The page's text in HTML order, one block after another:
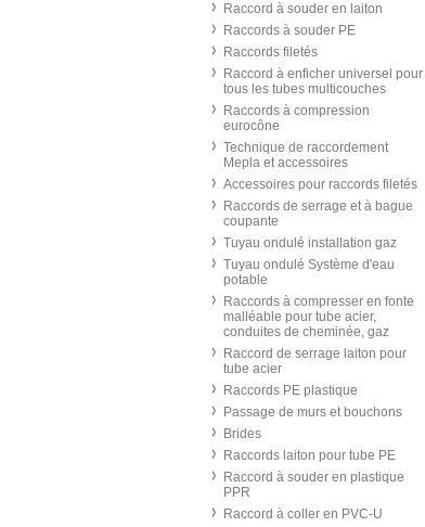
Raccord à souder en laiton
Raccords à souder PE
Raccords filetés
Raccord à enficher universel pour
tous les tubes multicouches
Raccords à compression
eurocône
Technique de raccordement
Mepla et accessoires
Accessoires pour raccords filetés
Raccords de serrage et à bague
coupante
Tuyau ondulé installation gaz
Tuyau ondulé Système d'eau
potable
Raccords à compresser en fonte
malléable pour tube acier,
conduites de cheminée, gaz
Raccord de serrage laiton pour
tube acier
Raccords PE plastique
Passage de murs et bouchons
Brides
Raccords laiton pour tube PE
Raccord à souder en plastique
PPR
Raccord à coller en PVC-U